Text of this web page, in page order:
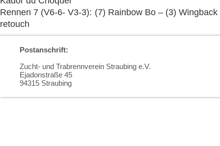
Rennen 7 (V6-6- V3-3): (7) Rainbow Bo – (3)
retouch
Postanschrift:
Zucht- und Trabrennverein Straubing e.V.
Ejadonstraße 45
94315 Straubing